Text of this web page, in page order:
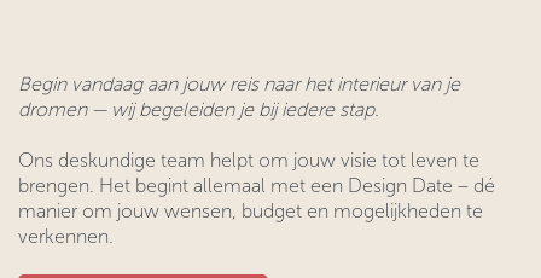
Begin vandaag aan jouw reis naar het interieur van je
dromen — wij begeleiden je bij iedere stap.
Ons deskundige team helpt om jouw visie tot leven te
brengen. Het begint allemaal met een Design Date – dé
manier om jouw wensen, budget en mogelijkheden te
verkennen.